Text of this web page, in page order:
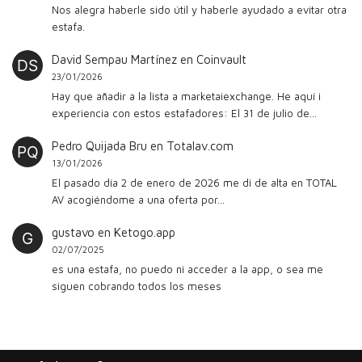
Nos alegra haberle sido útil y haberle ayudado a evitar otra
estafa.
David Sempau Martínezen Coinvault
23/01/2026
Hay que añadir a la lista a marketaiexchange. He aquí i
experiencia con estos estafadores: El 31 de julio de…
Pedro Quijada Bru en Totalav.com
13/01/2026
El pasado día 2 de enero de 2026 me di de alta en TOTAL
AV acogiéndome a una oferta por…
gustavo en Ketogo.app
02/07/2025
es una estafa, no puedo ni acceder a la app, o sea me
siguen cobrando todos los meses